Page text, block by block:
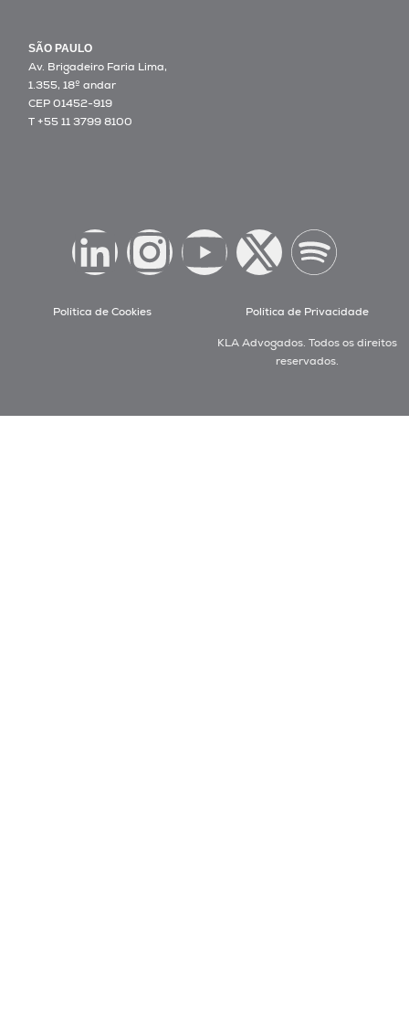
SÃO PAULO
Av. Brigadeiro Faria Lima,
1.355, 18º andar
CEP 01452-919
T +55 11 3799 8100
Política de Cookies Política de Privacidade
KLA Advogados. Todos os direitos
reservados.